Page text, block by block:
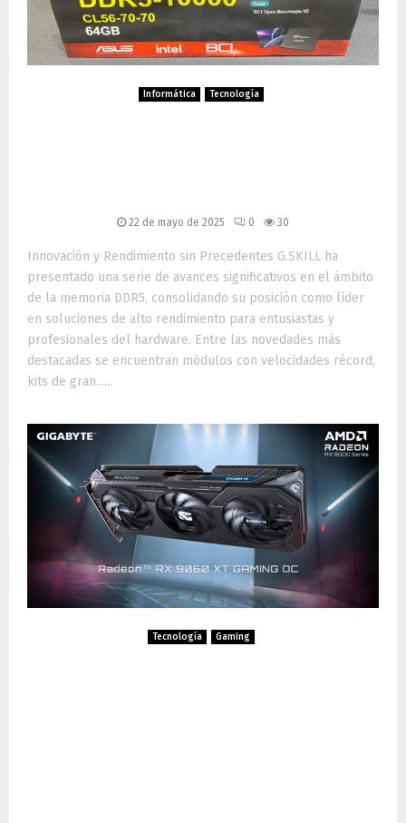
Informática Tecnología
22 de mayo de 2025 0 30
Innovación y Rendimiento sin Precedentes G.SKILL ha
presentado una serie de avances significativos en el ámbito
de la memoria DDR5, consolidando su posición como líder
en soluciones de alto rendimiento para entusiastas y
profesionales del hardware. Entre las novedades más
destacadas se encuentran módulos con velocidades récord,
kits de gran......
Tecnología Gaming